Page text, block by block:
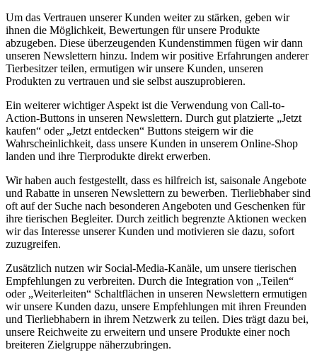
Um das Vertrauen unserer Kunden weiter zu ‌stärken, geben wir
ihnen die Möglichkeit,​ Bewertungen für unsere Produkte⁤
abzugeben. Diese überzeugenden ‍Kundenstimmen fügen wir dann
unseren Newslettern hinzu. ‍Indem wir positive Erfahrungen ​anderer
Tierbesitzer teilen, ermutigen wir unsere Kunden, unseren
Produkten zu vertrauen​ und sie selbst auszuprobieren.
Ein‌ weiterer wichtiger‌ Aspekt ist die Verwendung von Call-to-
Action-Buttons in unseren Newslettern. ⁢Durch gut platzierte „Jetzt
⁤kaufen“ oder „Jetzt entdecken“ Buttons steigern wir die
Wahrscheinlichkeit, ⁣dass unsere Kunden in unserem Online-Shop
landen und ihre Tierprodukte ⁣direkt erwerben.
Wir haben auch festgestellt,⁣ dass es‌ hilfreich⁣ ist,⁣ saisonale Angebote
und Rabatte in unseren Newslettern zu ⁢bewerben. Tierliebhaber sind
oft auf der‌ Suche nach besonderen ‌Angeboten und Geschenken für
ihre ⁤tierischen Begleiter. ​Durch⁣ zeitlich begrenzte Aktionen wecken
wir das ​Interesse unserer ‍Kunden und motivieren sie ‌dazu, sofort
‍zuzugreifen.
Zusätzlich nutzen wir Social-Media-Kanäle,⁣ um unsere tierischen
Empfehlungen⁣ zu verbreiten. Durch die Integration von „Teilen“
oder „Weiterleiten“ Schaltflächen in unseren Newslettern ermutigen
wir unsere Kunden dazu, unsere Empfehlungen mit‍ ihren Freunden
und⁤ Tierliebhabern in ihrem ⁢Netzwerk zu teilen. Dies trägt ⁣dazu bei,
unsere Reichweite zu erweitern ⁢und unsere Produkte einer noch
breiteren Zielgruppe näherzubringen.